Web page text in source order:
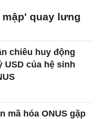
quay lưng
chiêu huy động
USD của hệ sinh
mã hóa ONUS gặp